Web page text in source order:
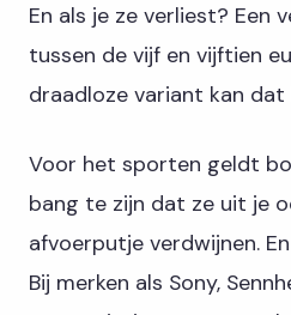
En als je ze verliest? Een
tussen de vijf en vijftien
draadloze variant kan dat
Voor het sporten geldt
bang te zijn dat ze uit je
afvoerputje verdwijnen.
Bij merken als Sony,